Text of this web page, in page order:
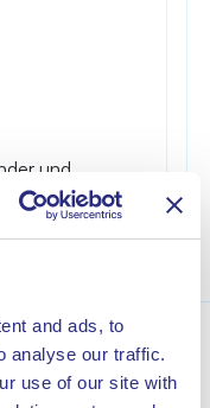
and ads, to
analyse our traffic.
use of our site with
und
erholsamen
Meer von